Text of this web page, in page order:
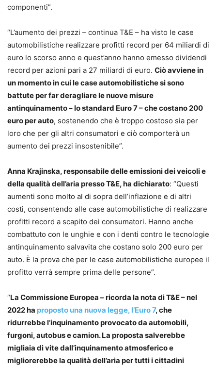
componenti”.
“L’aumento dei prezzi – continua T&E – ha visto le case
automobilistiche realizzare profitti record per 64 miliardi di
euro lo scorso anno e quest’anno hanno emesso dividendi
record per azioni pari a 27 miliardi di euro. Ciò avviene in
un momento in cui le case automobilistiche si sono
battute per far deragliare le nuove misure
antinquinamento – lo standard Euro 7 – che costano 200
euro per auto, sostenendo che è troppo costoso sia per
loro che per gli altri consumatori e ciò comporterà un
aumento dei prezzi insostenibile”.
Anna Krajinska, responsabile delle emissioni dei veicoli e
della qualità dell’aria presso T&E, ha dichiarato: “Questi
aumenti sono molto al di sopra dell’inflazione e di altri
costi, consentendo alle case automobilistiche di realizzare
profitti record a scapito dei consumatori. Hanno anche
combattuto con le unghie e con i denti contro le tecnologie
antinquinamento salvavita che costano solo 200 euro per
auto. È la prova che per le case automobilistiche europee il
profitto verrà sempre prima delle persone”.
“La Commissione Europea – ricorda la nota di T&E – nel
2022 ha proposto una nuova legge, l’Euro 7, che
ridurrebbe l’inquinamento provocato da automobili,
furgoni, autobus e camion. La proposta salverebbe
migliaia di vite dall’inquinamento atmosferico e
migliorerebbe la qualità dell’aria per tutti i cittadini